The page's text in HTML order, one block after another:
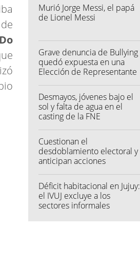
Do
Murió Jorge Messi, el papá
de Lionel Messi
Grave denuncia de Bullying
quedó expuesta en una
Elección de Representante
Desmayos, jóvenes bajo el
sol y falta de agua en el
casting de la FNE
Cuestionan el
desdoblamiento electoral y
anticipan acciones
"colectoras"
Déficit habitacional en Jujuy:
el IVUJ excluye a los
sectores informales